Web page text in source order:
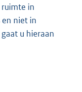
in
niet in
u hieraan